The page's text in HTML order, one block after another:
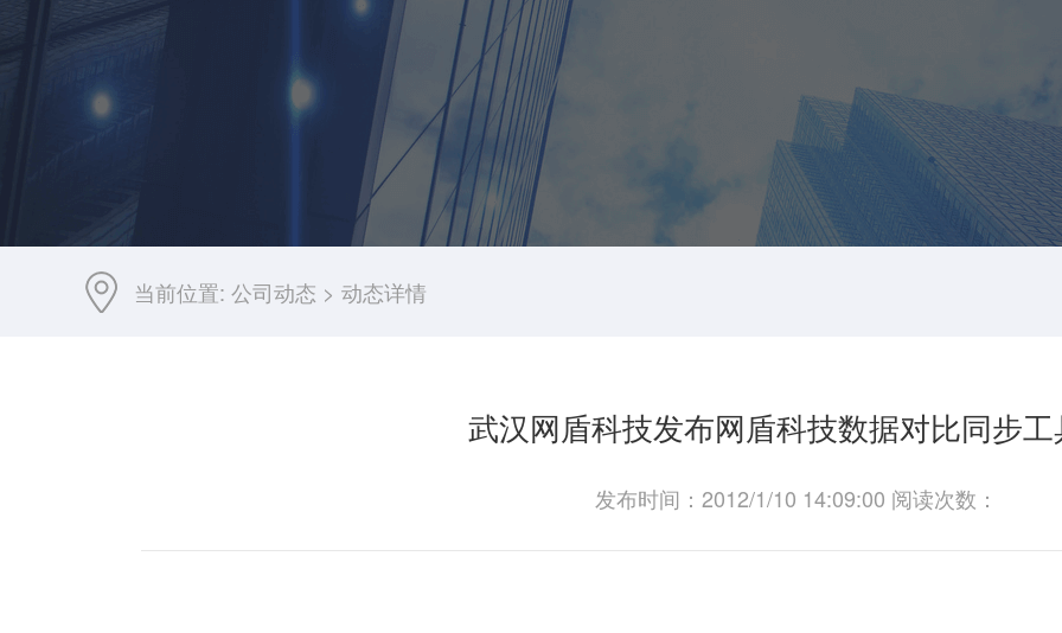
当前位置: 公司动态 > 动态详情
武汉网盾科技发布网盾科技数据对比同步工
发布时间：2012/1/10 14:09:00 阅读次数：